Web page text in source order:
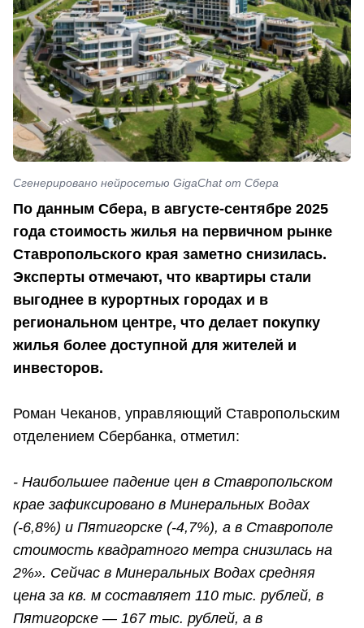
Сгенерировано нейросетью GigaChat от Сбера
По данным Сбера, в августе-сентябре 2025
года стоимость жилья на первичном рынке
Ставропольского края заметно снизилась.
Эксперты отмечают, что квартиры стали
выгоднее в курортных городах и в
региональном центре, что делает покупку
жилья более доступной для жителей и
инвесторов.
Роман Чеканов, управляющий Ставропольским
отделением Сбербанка, отметил:
- Наибольшее падение цен в Ставропольском
крае зафиксировано в Минеральных Водах
(-6,8%) и Пятигорске (-4,7%), а в Ставрополе
стоимость квадратного метра снизилась на
2%». Сейчас в Минеральных Водах средняя
цена за кв. м составляет 110 тыс. рублей, в
Пятигорске — 167 тыс. рублей, а в